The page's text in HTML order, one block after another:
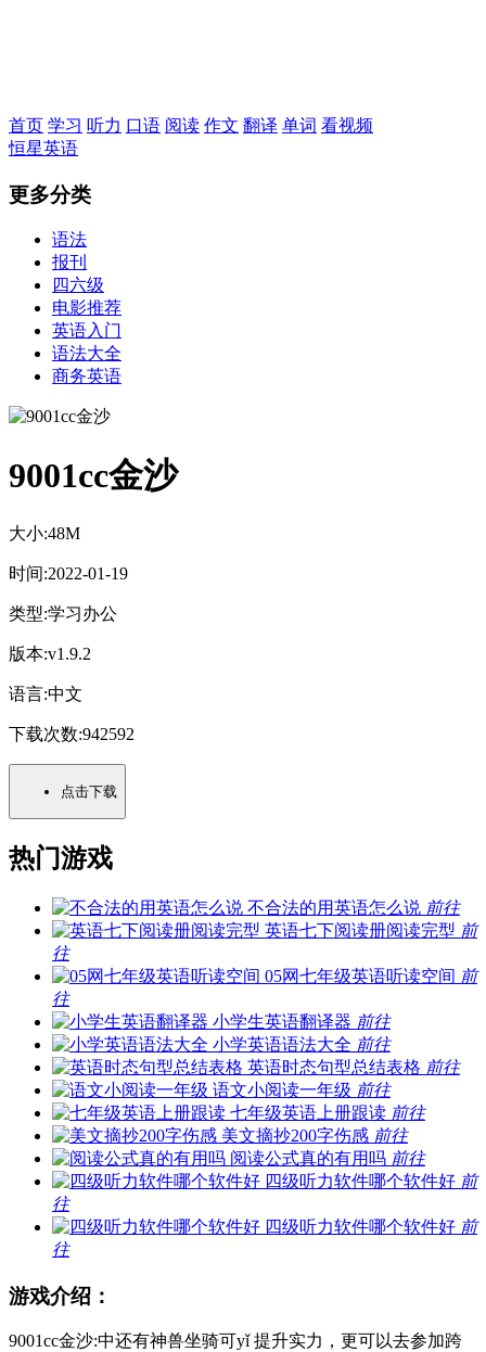
首页 学习 听力 口语 阅读 作文 翻译 单词 看视频
恒星英语
更多分类
语法
报刊
四六级
电影推荐
英语入门
语法大全
商务英语
9001cc金沙
大小:48M
时间:2022-01-19
类型:学习办公
版本:v1.9.2
语言:中文
下载次数:942592
点击下载
热门游戏
不合法的用英语怎么说 前往
英语七下阅读册阅读完型 前
往
05网七年级英语听读空间 前
往
小学生英语翻译器 前往
小学英语语法大全 前往
英语时态句型总结表格 前往
语文小阅读一年级 前往
七年级英语上册跟读 前往
美文摘抄200字伤感 前往
阅读公式真的有用吗 前往
四级听力软件哪个软件好 前
往
四级听力软件哪个软件好 前
往
游戏介绍：
9001cc金沙:中还有神兽坐骑可yǐ 提升实力，更可以去参加跨